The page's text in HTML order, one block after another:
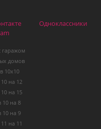
Одноклассники
гаражом
домов
10х10
на 12
на 15
10 на 8
10 на 9
на 11